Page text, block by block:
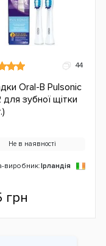
44
Oral-B Pulsonic
для зубної щітки
Не в наявності
виробник:Ірландія
грн